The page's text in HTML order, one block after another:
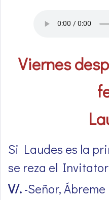
Viernes
Si Laudes es la
se reza el
V/.-Señor,